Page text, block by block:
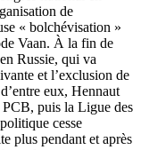
de
« bolchévisation »
Vaan. À la fin de
Russie, qui va
et l’exclusion de
eux, Hennaut
puis la Ligue des
cesse
plus pendant et après